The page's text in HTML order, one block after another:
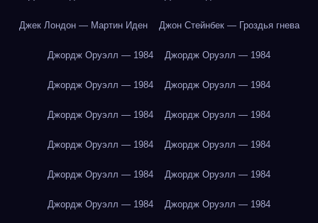
Джек Лондон — Мартин Иден Джон Стейнбек — Гроздья гнева
Джордж Оруэлл — 1984 Джордж Оруэлл — 1984
Джордж Оруэлл — 1984 Джордж Оруэлл — 1984
Джордж Оруэлл — 1984 Джордж Оруэлл — 1984
Джордж Оруэлл — 1984 Джордж Оруэлл — 1984
Джордж Оруэлл — 1984 Джордж Оруэлл — 1984
Джордж Оруэлл — 1984 Джордж Оруэлл — 1984